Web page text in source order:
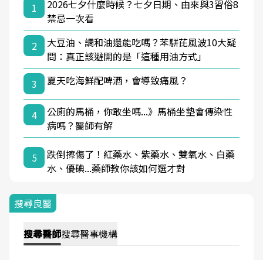
1
2026七夕什麼時候？七夕日期、由來與3習俗8
禁忌一次看
2
大豆油、調和油還能吃嗎？苯駢芘風波10大疑
問：真正該避開的是「這種用油方式」
3
夏天吃海鮮配啤酒，會導致痛風？
4
公廁的馬桶，你敢坐嗎...》馬桶坐墊會傳染性
病嗎？醫師有解
5
跌倒擦傷了！紅藥水、紫藥水、雙氧水、白藥
水、優碘...藥師教你該如何選才對
搜尋良醫
搜尋醫師搜尋醫事機構